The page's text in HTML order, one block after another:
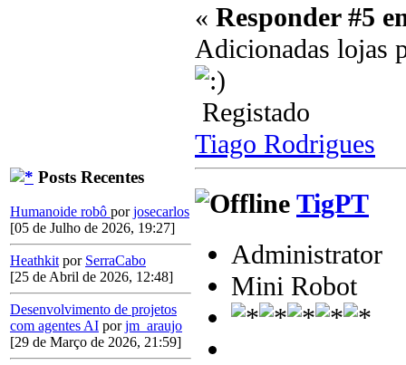
Posts Recentes
Humanoide robô porjosecarlos
[05 de Julho de 2026, 19:27]
Heathkit por SerraCabo
[25 de Abril de 2026, 12:48]
Desenvolvimento de projetos
com agentes AI porjm_araujo
[29 de Março de 2026, 21:59]
« Responder #5
Adicionadas lojas
Registado
Tiago Rodrigues
TigPT
Administrator
Mini Robot